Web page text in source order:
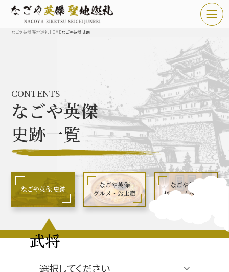
なごや英傑 聖地巡礼とは
なごや英傑 史跡 一覧
なごや英傑 グルメ・土産 一覧
なごや英傑 体験・イベント
豊臣秀長と名古屋の関係
なごや英傑 聖地巡礼 HOMEなごや英傑 史跡
CONTENTS
なごや英傑
史跡一覧
なごや英傑 史跡
なごや英傑
グルメ・お土産
なごや英傑
体験・イベント
武将